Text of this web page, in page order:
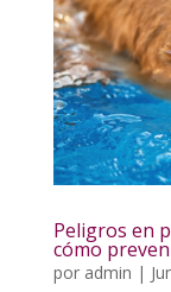
Peligros en
cómo
por admin |